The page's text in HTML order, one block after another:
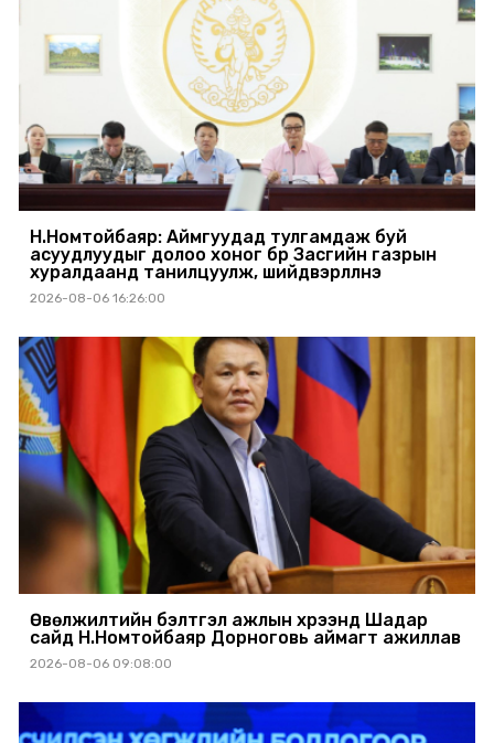
Н.Номтойбаяр: Аймгуудад тулгамдаж буй
асуудлуудыг долоо хоног бүр Засгийн газрын
хуралдаанд танилцуулж, шийдвэрлүүлнэ
2026-08-06 16:26:00
Өвөлжилтийн бэлтгэл ажлын хүрээнд Шадар
сайд Н.Номтойбаяр Дорноговь аймагт ажиллав
2026-08-06 09:08:00